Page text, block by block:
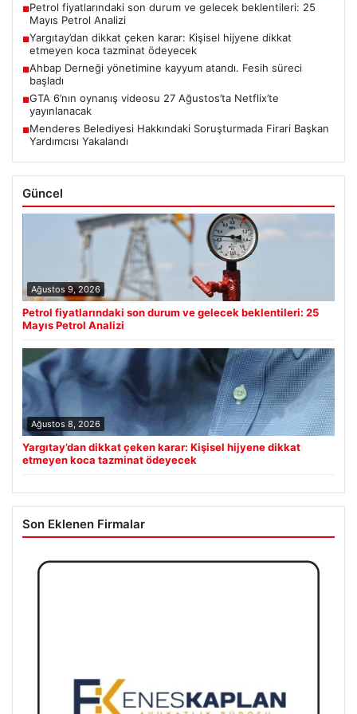
■Petrol fiyatlarındaki son durum ve gelecek beklentileri: 25
Mayıs Petrol Analizi
■Yargıtay’dan dikkat çeken karar: Kişisel hijyene dikkat
etmeyen koca tazminat ödeyecek
■Ahbap Derneği yönetimine kayyum atandı. Fesih süreci
başladı
■GTA 6’nın oynanış videosu 27 Ağustos’ta Netflix’te
yayınlanacak
■Menderes Belediyesi Hakkındaki Soruşturmada Firari Başkan
Yardımcısı Yakalandı
Güncel
Ağustos 9, 2026
Petrol fiyatlarındaki son durum ve gelecek beklentileri: 25
Mayıs Petrol Analizi
Ağustos 8, 2026
Yargıtay’dan dikkat çeken karar: Kişisel hijyene dikkat
etmeyen koca tazminat ödeyecek
Son Eklenen Firmalar